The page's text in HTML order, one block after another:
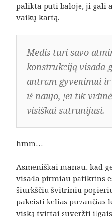
palikta pūti baloje, ji gali
vaikų kartą.
Medis turi savo
konstrukciją visada
antram gyvenimui
iš naujo, jei tik
visiškai sutrūnijusi.
hmm…
Asmeniškai manau, kad
visada pirmiau patikrins
šiurkščiu švitriniu
pakeisti kelias pūvančias
viską tvirtai suveržti